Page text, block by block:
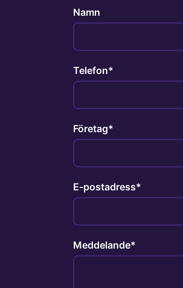
Namn
Telefon
Företag
E-postadress
Meddelande